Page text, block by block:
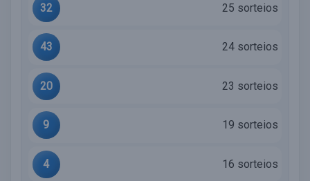
32 25 sorteios
43 24 sorteios
20 23 sorteios
9 19 sorteios
4 16 sorteios